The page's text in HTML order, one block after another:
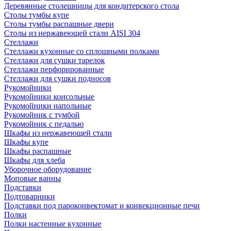
Деревянные столешницы для кондитерского стола
Столы тумбы купе
Столы тумбы распашные двери
Столы из нержавеющей стали AISI 304
Стеллажи
Стеллажи кухонные со сплошными полками
Стеллажи для сушки тарелок
Стеллажи перфорированные
Стеллажи для сушки подносов
Рукомойники
Рукомойники консольные
Рукомойники напольные
Рукомойник с тумбой
Рукомойник с педалью
Шкафы из нержавеющей стали
Шкафы купе
Шкафы распашные
Шкафы для хлеба
Уборочное оборудование
Моповые ванны
Подставки
Подтоварники
Подставки под пароконвектомат и конвекционные печи
Полки
Полки настенные кухонные